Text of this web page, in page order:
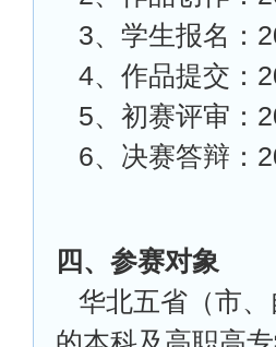
3、学生报名：
4、作品提交：
5、初赛评审：
6、决赛答辩：
四、参赛对象
华北五省（市